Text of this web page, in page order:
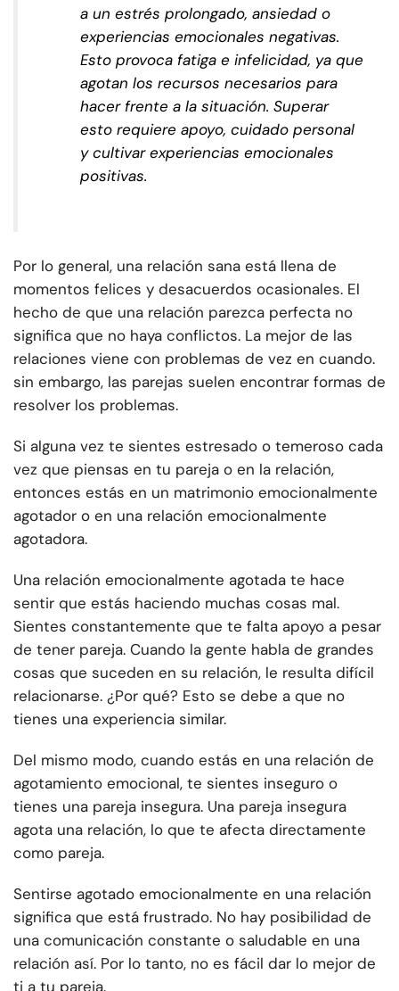
a un estrés prolongado, ansiedad o
experiencias emocionales negativas.
Esto provoca fatiga e infelicidad, ya que
agotan los recursos necesarios para
hacer frente a la situación. Superar
esto requiere apoyo, cuidado personal
y cultivar experiencias emocionales
positivas.
Por lo general, una relación sana está llena de
momentos felices y desacuerdos ocasionales. El
hecho de que una relación parezca perfecta no
significa que no haya conflictos. La mejor de las
relaciones viene con problemas de vez en cuando.
sin embargo, las parejas suelen encontrar formas de
resolver los problemas.
Si alguna vez te sientes estresado o temeroso cada
vez que piensas en tu pareja o en la relación,
entonces estás en un matrimonio emocionalmente
agotador o en una relación emocionalmente
agotadora.
Una relación emocionalmente agotada te hace
sentir que estás haciendo muchas cosas mal.
Sientes constantemente que te falta apoyo a pesar
de tener pareja. Cuando la gente habla de grandes
cosas que suceden en su relación, le resulta difícil
relacionarse. ¿Por qué? Esto se debe a que no
tienes una experiencia similar.
Del mismo modo, cuando estás en una relación de
agotamiento emocional, te sientes inseguro o
tienes una pareja insegura. Una pareja insegura
agota una relación, lo que te afecta directamente
como pareja.
Sentirse agotado emocionalmente en una relación
significa que está frustrado. No hay posibilidad de
una comunicación constante o saludable en una
relación así. Por lo tanto, no es fácil dar lo mejor de
ti a tu pareja.